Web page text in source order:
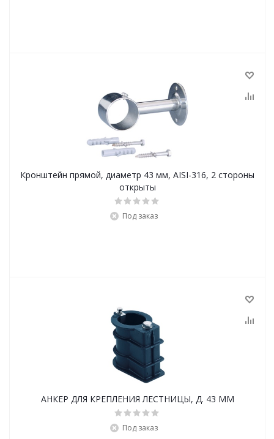
Кронштейн прямой, диаметр 43 мм, AISI-316, 2 стороны
открыты
Под заказ
АНКЕР ДЛЯ КРЕПЛЕНИЯ ЛЕСТНИЦЫ, Д. 43 ММ
Под заказ